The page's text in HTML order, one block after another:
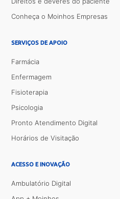
Conheça o Moinhos Empresas
SERVIÇOS DE APOIO
Farmácia
Enfermagem
Fisioterapia
Psicologia
Pronto Atendimento Digital
Horários de Visitação
ACESSO E INOVAÇÃO
Ambulatório Digital